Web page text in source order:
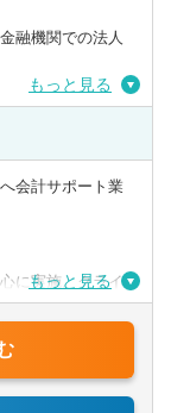
融機関での法人
ことができる
。
もっと見る
会計サポート業
に実施。クライ
けたサポートを
務分析、事業or投
もっと見る